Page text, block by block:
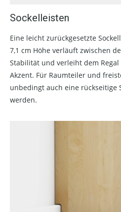
Sockelleisten
Eine leicht zurückgesetzte
7,1 cm Höhe verläuft zwischen
Stabilität und verleiht dem
Akzent. Für Raumteiler und
unbedingt auch eine rückseitige
werden.